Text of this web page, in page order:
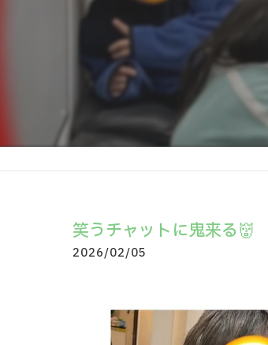
笑うチャットに鬼来る👹
2026/02/05